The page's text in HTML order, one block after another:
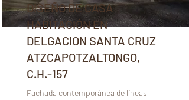
DISEÑO DE CASA
HABITACIÓN EN
DELGACION SANTA CRUZ
ATZCAPOTZALTONGO,
C.H.-157
Fachada contemporánea de líneas